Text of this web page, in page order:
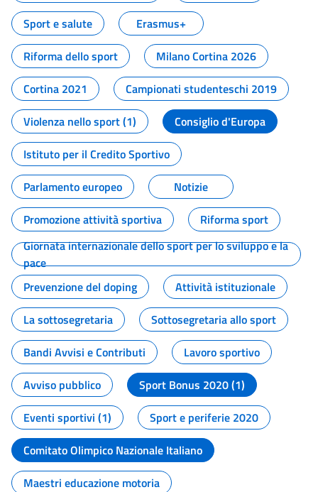
Sport e salute
Erasmus+
Riforma dello sport
Milano Cortina 2026
Cortina 2021
Campionati studenteschi 2019
Violenza nello sport (1)
Consiglio d'Europa
Istituto per il Credito Sportivo
Parlamento europeo
Notizie
Promozione attività sportiva
Riforma sport
Giornata internazionale dello sport per lo sviluppo e la
pace
Prevenzione del doping
Attività istituzionale
La sottosegretaria
Sottosegretaria allo sport
Bandi Avvisi e Contributi
Lavoro sportivo
Avviso pubblico
Sport Bonus 2020 (1)
Eventi sportivi (1)
Sport e periferie 2020
Comitato Olimpico Nazionale Italiano
Maestri educazione motoria